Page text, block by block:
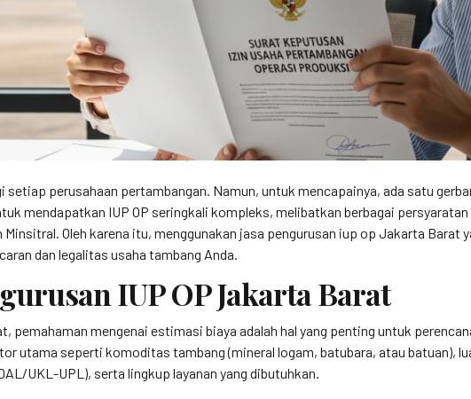
perusahaan pertambangan. Namun, untuk mencapainya, ada satu
mendapatkan IUP OP seringkali kompleks, melibatkan berbagai
Oleh karena itu, menggunakan jasa pengurusan iup op Jakarta Barat
dan legalitas usaha tambang Anda.
IUP OP Jakarta Barat
mengenai estimasi biaya adalah hal yang penting untuk
utama seperti komoditas tambang (mineral logam, batubara, atau batuan),
UKL-UPL), serta lingkup layanan yang dibutuhkan.